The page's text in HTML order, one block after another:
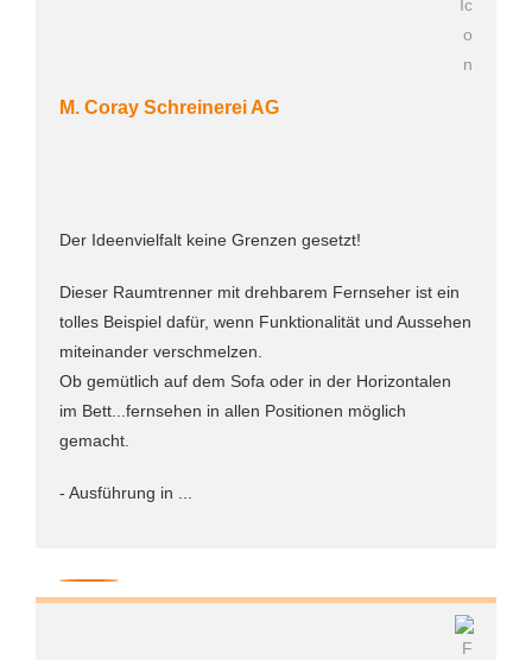
M. Coray Schreinerei AG
Der Ideenvielfalt keine Grenzen gesetzt!
Dieser Raumtrenner mit drehbarem Fernseher ist ein
tolles Beispiel dafür, wenn Funktionalität und Aussehen
miteinander verschmelzen.
Ob gemütlich auf dem Sofa oder in der Horizontalen
im Bett...fernsehen in allen Positionen möglich
gemacht.
- Ausführung in ...